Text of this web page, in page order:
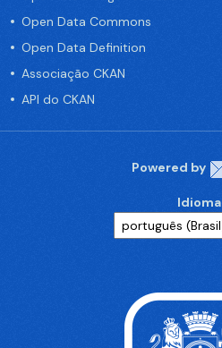
Open Data Commons
Open Data Definition
Associação CKAN
API do CKAN
Powered by
Idioma